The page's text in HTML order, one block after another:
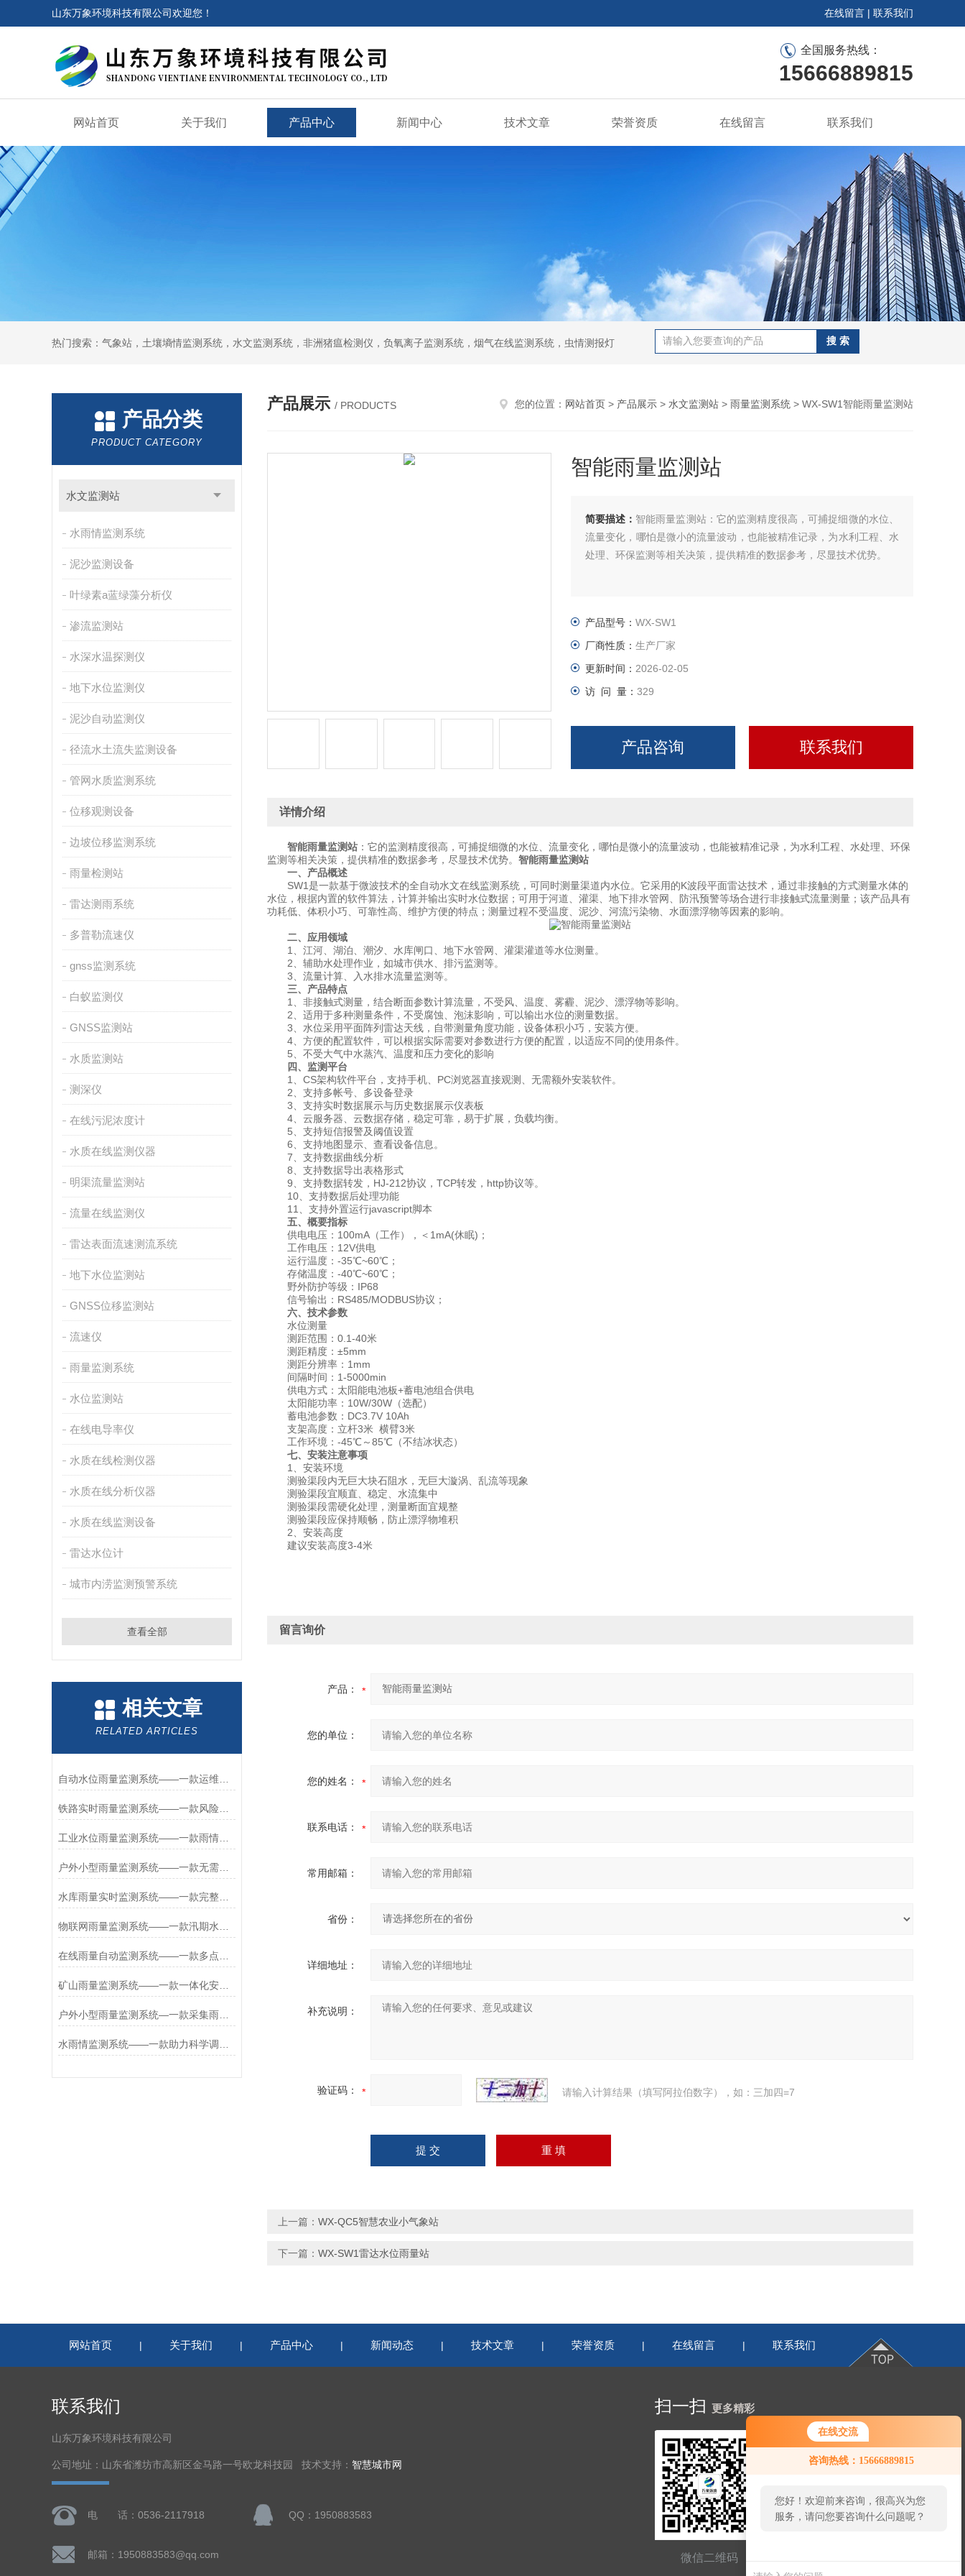
在线交流
咨询热线：15666889815
您好！欢迎前来咨询，很高兴为您
服务，请问您要咨询什么问题呢？
山东万象环境科技有限公司欢迎您！ 在线留言 | 联系我们
全国服务热线：
15666889815
网站首页 关于我们 产品中心 新闻中心 技术文章 荣誉资质 在线留言 联系我们
热门搜索：气象站，土壤墒情监测系统，水文监测系统，非洲猪瘟检测仪，负氧离子监测系统，烟气在线监测系统，虫情测报灯
产品分类
PRODUCT CATEGORY
水文监测站
水雨情监测系统
泥沙监测设备
叶绿素a蓝绿藻分析仪
渗流监测站
水深水温探测仪
地下水位监测仪
泥沙自动监测仪
径流水土流失监测设备
管网水质监测系统
位移观测设备
边坡位移监测系统
雨量检测站
雷达测雨系统
多普勒流速仪
gnss监测系统
白蚁监测仪
GNSS监测站
水质监测站
测深仪
在线污泥浓度计
水质在线监测仪器
明渠流量监测站
流量在线监测仪
雷达表面流速测流系统
地下水位监测站
GNSS位移监测站
流速仪
雨量监测系统
水位监测站
在线电导率仪
水质在线检测仪器
水质在线分析仪器
水质在线监测设备
雷达水位计
城市内涝监测预警系统
查看全部
相关文章
RELATED ARTICLES
工业水位雨量监测系统——一款雨情采集的自动雨量监测系统设备2026+派+送
户外小型雨量监测系统——一款无需人工清理的雨量预警监测系统2026+派+送
矿山雨量监测系统——一款一体化安装的铁路雨量实时监测系统2026+派+送
户外小型雨量监测系统—一款采集雨情数据的水库水位监测系统2026+派+送
产品展示 / PRODUCTS 您的位置： 网站首页 > 产品展示 > 水文监测站 > 雨量监测系统 > WX-SW1智能雨量监测站
智能雨量监测站
简要描述： 智能雨量监测站：它的监测精度很高，可捕捉细微的水位、
流量变化，哪怕是微小的流量波动，也能被精准记录，为水利工程、水
处理、环保监测等相关决策，提供精准的数据参考，尽显技术优势。
产品型号： WX-SW1
厂商性质： 生产厂家
更新时间： 2026-02-05
访 问 量： 329
产品咨询 联系我们
详情介绍
智能雨量监测站 ：它的监测精度很高，可捕捉细微的水位、流量变化，哪怕是微小的流量波动，也能被精准记录，为水利工程、水处理、环保
监测等相关决策，提供精准的数据参考，尽显技术优势。 智能雨量监测站
一、产品概述
SW1是一款基于微波技术的全自动水文在线监测系统，可同时测量渠道内水位。它采用的K波段平面雷达技术，通过非接触的方式测量水体的
水位，根据内置的软件算法，计算并输出实时水位数据；可用于河道、灌渠、地下排水管网、防汛预警等场合进行非接触式流量测量；该产品具有
功耗低、体积小巧、可靠性高、维护方便的特点；测量过程不受温度、泥沙、河流污染物、水面漂浮物等因素的影响。
二、应用领域
1、江河、湖泊、潮汐、水库闸口、地下水管网、灌渠灌道等水位测量。
2、辅助水处理作业，如城市供水、排污监测等。
3、流量计算、入水排水流量监测等。
三、产品特点
1、非接触式测量，结合断面参数计算流量，不受风、温度、雾霾、泥沙、漂浮物等影响。
2、适用于多种测量条件，不受腐蚀、泡沫影响，可以输出水位的测量数据。
3、水位采用平面阵列雷达天线，自带测量角度功能，设备体积小巧，安装方便。
4、方便的配置软件，可以根据实际需要对参数进行方便的配置，以适应不同的使用条件。
5、不受大气中水蒸汽、温度和压力变化的影响
四、监测平台
1、CS架构软件平台，支持手机、PC浏览器直接观测、无需额外安装软件。
2、支持多帐号、多设备登录
3、支持实时数据展示与历史数据展示仪表板
4、云服务器、云数据存储，稳定可靠，易于扩展，负载均衡。
5、支持短信报警及阈值设置
6、支持地图显示、查看设备信息。
7、支持数据曲线分析
8、支持数据导出表格形式
9、支持数据转发，HJ-212协议，TCP转发，http协议等。
10、支持数据后处理功能
11、支持外置运行javascript脚本
五、概要指标
供电电压：100mA（工作），＜1mA(休眠)；
工作电压：12V供电
运行温度：-35℃~60℃；
存储温度：-40℃~60℃；
野外防护等级：IP68
信号输出：RS485/MODBUS协议；
六、技术参数
水位测量
测距范围：0.1-40米
测距精度：±5mm
测距分辨率：1mm
间隔时间：1-5000min
供电方式：太阳能电池板+蓄电池组合供电
太阳能功率：10W/30W（选配）
蓄电池参数：DC3.7V 10Ah
支架高度：立杆3米 横臂3米
工作环境：-45℃～85℃（不结冰状态）
七、安装注意事项
1、安装环境
测验渠段内无巨大块石阻水，无巨大漩涡、乱流等现象
测验渠段宜顺直、稳定、水流集中
测验渠段需硬化处理，测量断面宜规整
测验渠段应保持顺畅，防止漂浮物堆积
2、安装高度
建议安装高度3-4米
留言询价
产品：
您的单位：
您的姓名：
联系电话：
常用邮箱：
省份：
详细地址：
补充说明：
验证码： 请输入计算结果（填写阿拉伯数字），如：三加四=7
上一篇： WX-QC5智慧农业小气象站
下一篇： WX-SW1雷达水位雨量站
网站首页 | 关于我们 | 产品中心 | 新闻动态 | 技术文章 | 荣誉资质 | 在线留言 | 联系我们
联系我们
山东万象环境科技有限公司
公司地址：山东省潍坊市高新区金马路一号欧龙科技园 技术支持： 智慧城市网
电 话：0536-2117918 QQ：1950883583
邮箱：1950883583@qq.com
扫一扫 更多精彩
微信二维码